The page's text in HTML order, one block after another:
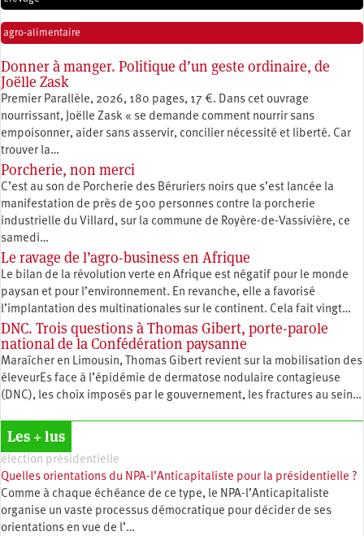
agro-alimentaire
Donner à manger. Politique d’un geste ordinaire, de
Joëlle Zask
Premier Parallèle, 2026, 180 pages, 17 €. Dans cet ouvrage
nourrissant, Joëlle Zask « se demande comment nourrir sans
empoisonner, aider sans asservir, concilier nécessité et liberté. Car
trouver la…
Porcherie, non merci
C’est au son de Porcherie des Béruriers noirs que s’est lancée la
manifestation de près de 500 personnes contre la porcherie
industrielle du Villard, sur la commune de Royère-de-Vassivière, ce
samedi…
Le ravage de l’agro-business en Afrique
Le bilan de la révolution verte en Afrique est négatif pour le monde
paysan et pour l’environnement. En revanche, elle a favorisé
l’implantation des multinationales sur le continent. Cela fait vingt…
DNC. Trois questions à Thomas Gibert, porte-parole
national de la Confédération paysanne
Maraîcher en Limousin, Thomas Gibert revient sur la mobilisation des
éleveurEs face à l’épidémie de dermatose nodulaire contagieuse
(DNC), les choix imposés par le gouvernement, les fractures au sein…
Les + lus
élection présidentielle
Quelles orientations du NPA-l’Anticapitaliste pour la présidentielle ?
Comme à chaque échéance de ce type, le NPA-l’Anticapitaliste
organise un vaste processus démocratique pour décider de ses
orientations en vue de l’…